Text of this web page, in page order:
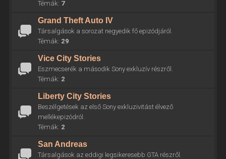
Témák: 7
Grand Theft Auto IV
Társalgások a sorozat negyedik fő epizódjáról.
Témák: 29
Vice City Stories
Eszmecserék a második Sony exkluzív részről.
Témák: 2
Liberty City Stories
Beszélgetések az első Sony exkluzivitást élvező
mellékepizódról.
Témák: 2
San Andreas
Társalgások az eddigi legsikeresebb GTA részről.